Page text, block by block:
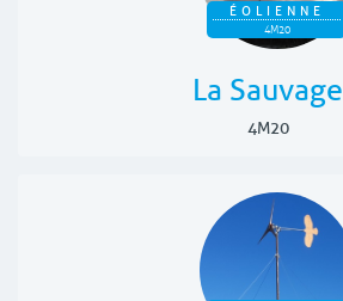
ÉOLIENNE
4M20
La Sauvage
4M20